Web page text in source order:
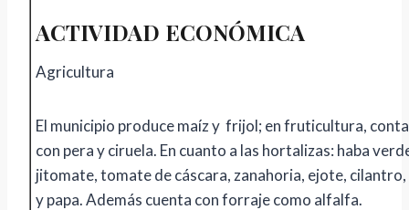
ACTIVIDAD ECONÓMICA
Agricultura
El municipio produce maíz y frijol; en fruticultura,
con pera y ciruela. En cuanto a las hortalizas: haba
jitomate, tomate de cáscara, zanahoria, ejote, cilantro,
y papa. Además cuenta con forraje como alfalfa.